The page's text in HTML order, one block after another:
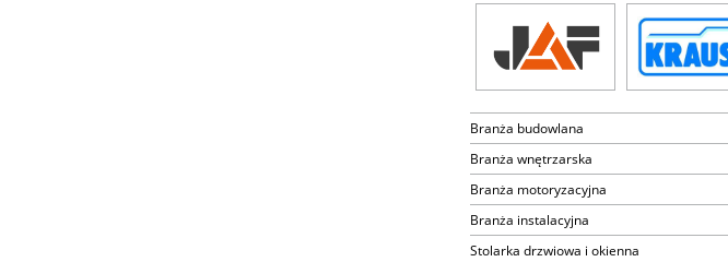
Branża budowlana
Branża wnętrzarska
Branża motoryzacyjna
Branża instalacyjna
Stolarka drzwiowa i okienna